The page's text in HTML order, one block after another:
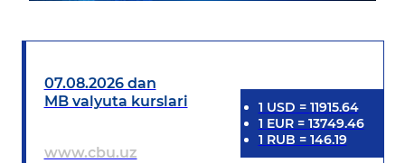
07.08.2026 dan
MB valyuta kurslari
www.cbu.uz
1 USD = 11915.64
1 EUR= 13749.46
1 RUB = 146.19